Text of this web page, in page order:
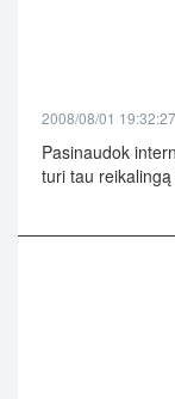
2008/08/01
Pasinaudok
turi tau